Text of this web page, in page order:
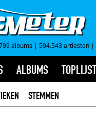
albums | 594.543 artiesten |
ALBUMS
STEMMEN